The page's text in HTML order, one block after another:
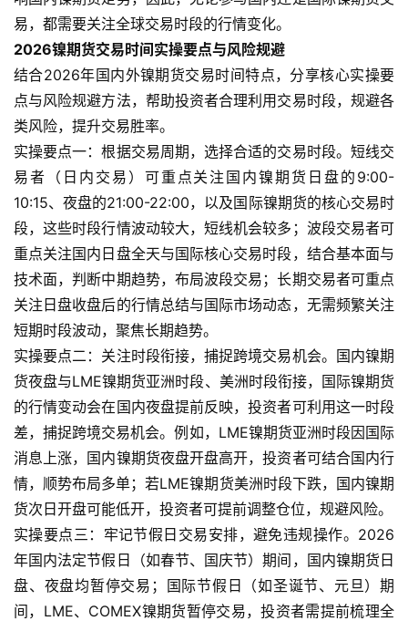
际
期
货
恒
指
期
货
期
货
入
门
期
货
行
情
黄
金
期
货
易，都需要关注全球交易时段的行情变化。
2026镍期货交易时间实操要点与风险规避
结合2026年国内外镍期货交易时间特点，分享核心实操要
点与风险规避方法，帮助投资者合理利用交易时段，规避各
类风险，提升交易胜率。
实操要点一：根据交易周期，选择合适的交易时段。短线交
易者（日内交易）可重点关注国内镍期货日盘的9:00-
10:15、夜盘的21:00-22:00，以及国际镍期货的核心交易时
段，这些时段行情波动较大，短线机会较多；波段交易者可
重点关注国内日盘全天与国际核心交易时段，结合基本面与
技术面，判断中期趋势，布局波段交易；长期交易者可重点
关注日盘收盘后的行情总结与国际市场动态，无需频繁关注
短期时段波动，聚焦长期趋势。
实操要点二：关注时段衔接，捕捉跨境交易机会。国内镍期
货夜盘与LME镍期货亚洲时段、美洲时段衔接，国际镍期货
的行情变动会在国内夜盘提前反映，投资者可利用这一时段
差，捕捉跨境交易机会。例如，LME镍期货亚洲时段因国际
消息上涨，国内镍期货夜盘开盘高开，投资者可结合国内行
情，顺势布局多单；若LME镍期货美洲时段下跌，国内镍期
货次日开盘可能低开，投资者可提前调整仓位，规避风险。
实操要点三：牢记节假日交易安排，避免违规操作。2026
年国内法定节假日（如春节、国庆节）期间，国内镍期货日
盘、夜盘均暂停交易；国际节假日（如圣诞节、元旦）期
间，LME、COMEX镍期货暂停交易，投资者需提前梳理全